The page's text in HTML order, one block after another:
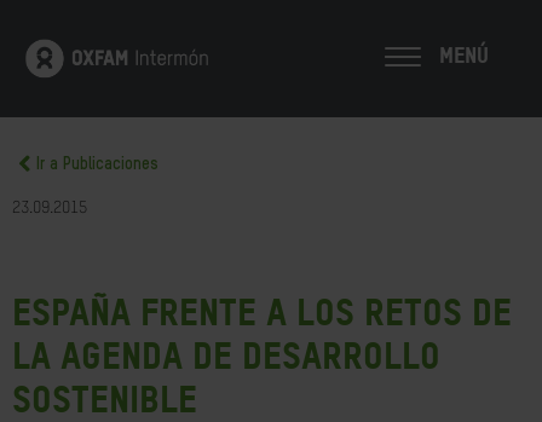
MENÚ
Ir a Publicaciones
23.09.2015
España frente a los retos de
la Agenda de Desarrollo
Sostenible